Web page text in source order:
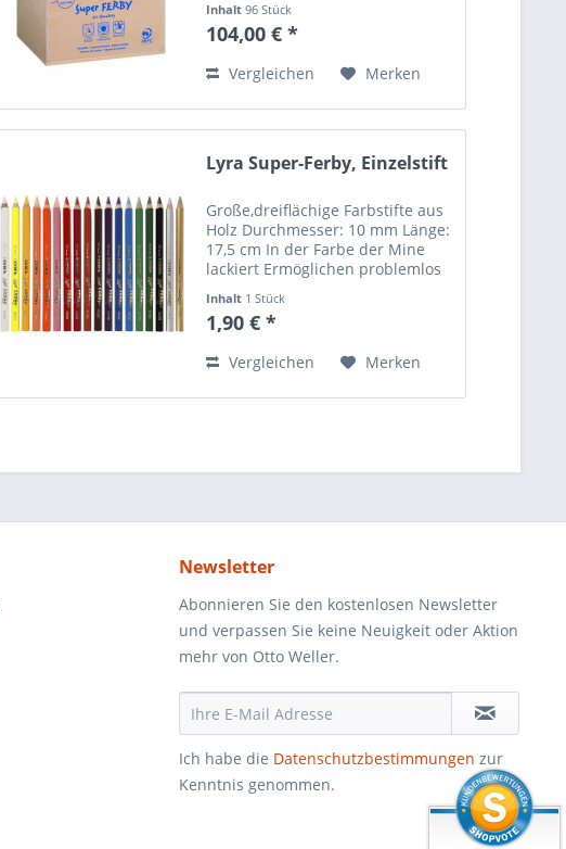
Stifte überzeugen jeden mit ihrer
dreieckigen, ergonomischen
Inhalt96 Stück
104,00 € *
Vergleichen Merken
Lyra Super-Ferby, Einzelstift
Große,dreiflächige Farbstifte aus
Holz Durchmesser: 10 mm Länge:
17,5 cm In der Farbe der Mine
lackiert Ermöglichen problemlos
ermüdungsfreies Arbeiten über
mehrere Stunden Hoch
Inhalt 1 Stück
1,90 € *
Vergleichen Merken
Newsletter
Abonnieren Sie den kostenlosen Newsletter
und verpassen Sie keine Neuigkeit oder Aktion
mehr von Otto Weller.
Ich habe die Datenschutzbestimmungen zur
Kenntnis genommen.